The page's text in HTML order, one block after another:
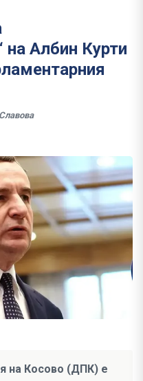
на Албин Курти
на Косово (ДПК) е